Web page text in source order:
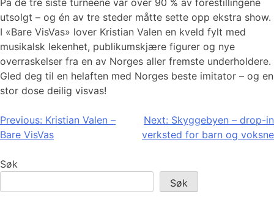
På de tre siste turneene var over 90 % av forestillingene
utsolgt – og én av tre steder måtte sette opp ekstra show.
I «Bare VisVas» lover Kristian Valen en kveld fylt med
musikalsk lekenhet, publikumskjære figurer og nye
overraskelser fra en av Norges aller fremste underholdere.
Gled deg til en helaften med Norges beste imitator – og en
stor dose deilig visvas!
Innleggsnavigasjon
Previous: Kristian Valen –
Bare VisVas
Next: Skyggebyen – drop-in
verksted for barn og voksne
Søk
Søk